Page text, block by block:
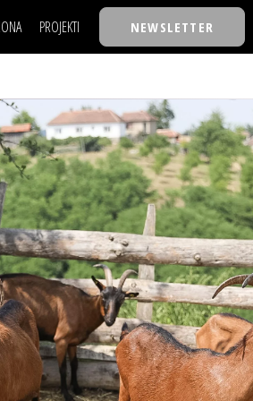
PROJEKTI
TASTY TALKS
30 ISPOD 30
BACK TO OFFICE/SCHOOL
BIZBENDOVI
BIZKOLEGIJUM
BMW BIZNIS LIGA
BIZLIFE WEEK
IZJAVA GODINE
NEWSLETTER
NAJKOLEGA
30 ISPOD 30
BACK TO OFFICE/SCHOOL
BIZBENDOVI
BIZKOLEGIJUM
BMW BIZNIS LIGA
BIZLIFE WEEK
IZJAVA GODINE